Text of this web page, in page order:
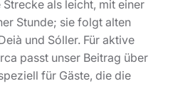
lebt vom
und Atmosphäre. Manche
andere auf alte